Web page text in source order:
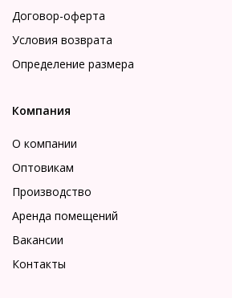
Договор-оферта
Условия возврата
Определение размера
Компания
О компании
Оптовикам
Производство
Аренда помещений
Вакансии
Контакты